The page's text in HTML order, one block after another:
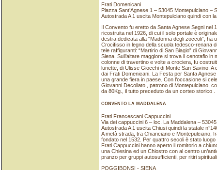
Frati Domenicani
Piazza Sant’Agnese 1 – 53045 Montepulciano –
Autostrada A 1 uscita Montepulciano quindi con
Il Convento fu eretto da Santa Agnese Segni nel
ricostruita nel 1926, di cui il solo portale è
destra,dedicata alla “Madonna degli zoccoli”, ha
Crocifisso in legno della scuola tedesco-renana
tele raffiguranti: “Martirio di San Biagio” di
Siena. Sull’altare maggiore si trova il cenotafio
colonne di travertino e volte a crociera, fu
lunette, di Ulisse Giocchi di Monte San Savino.
dai Frati Domenicani. La Festa per Santa
una grande fiera in paese. Con l’occasione si
Giovanni Decollato , patrono di Montepulciano,
da 80Kg., il tutto preceduto da un corteo storico .
CONVENTO LA MADDALENA
Frati Francescani Cappuccini
Via dei cappuccini 6 – loc. La Maddalena –
Autostrada A 1 uscita Chiusi quindi la statale
A metà strada, tra Chianciano e Montepulciano,
fondato nel 1532. Per quattro secoli è stato
Frati Cappuccini hanno aperto il romitorio a
una Chiesina ed un Chiostro con al centro
pranzo per gruppi autosufficienti, per ritiri
POGGIBONSI - SIENA